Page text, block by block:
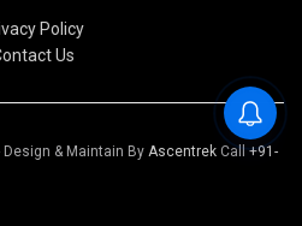
Policy
Us
Design & Maintain By Ascentrek Call+91-